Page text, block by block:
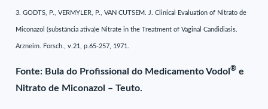
3. GODTS, P., VERMYLER, P., VAN CUTSEM. J. Clinical Evaluation of Nitrato de
Miconazol (substância ativa)e Nitrate in the Treatment of Vaginal Candidiasis.
Arzneim. Forsch., v.21, p.65-257, 1971.
Fonte: Bula do Profissional do Medicamento Vodol® e
Nitrato de Miconazol – Teuto.